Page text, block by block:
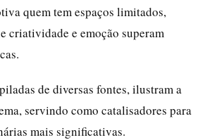
quem tem espaços limitados,
criatividade e emoção superam
de diversas fontes, ilustram a
servindo como catalisadores para
mais significativas.